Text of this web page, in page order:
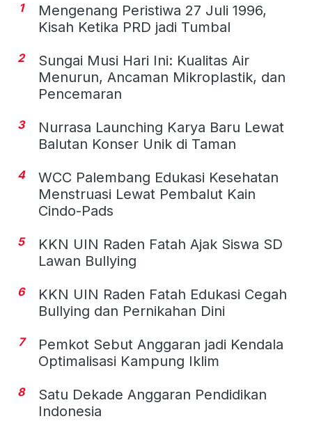
1
Mengenang Peristiwa 27 Juli 1996,
Kisah Ketika PRD jadi Tumbal
2
Sungai Musi Hari Ini: Kualitas Air
Menurun, Ancaman Mikroplastik, dan
Pencemaran
3
Nurrasa Launching Karya Baru Lewat
Balutan Konser Unik di Taman
4
WCC Palembang Edukasi Kesehatan
Menstruasi Lewat Pembalut Kain
Cindo-Pads
5
KKN UIN Raden Fatah Ajak Siswa SD
Lawan Bullying
6
KKN UIN Raden Fatah Edukasi Cegah
Bullying dan Pernikahan Dini
7
Pemkot Sebut Anggaran jadi Kendala
Optimalisasi Kampung Iklim
8
Satu Dekade Anggaran Pendidikan
Indonesia